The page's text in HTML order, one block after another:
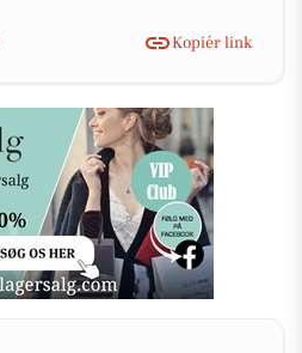
Kopiér link